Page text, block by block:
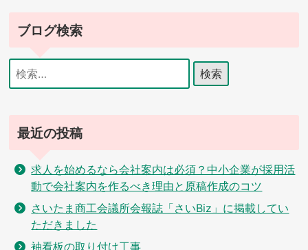
ー
シ
ョ
ブログ検索
検
索:
最近の投稿
求人を始めるなら会社案内は必須？中小企業が採用活
動で会社案内を作るべき理由と原稿作成のコツ
さいたま商工会議所会報誌「さいBiz」に掲載してい
ただきました
袖看板の取り付け工事